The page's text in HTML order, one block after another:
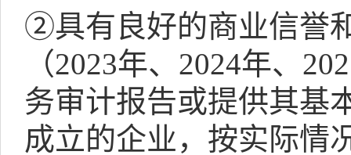
②具有良好的商业信誉
（2023年、 2024年、
务审计报告或提供其基
成立的企业，按实际情